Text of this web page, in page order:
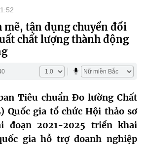
nghệ
tận dụng chuyển đổi
chất lượng thành động
Tiêu chuẩn Đo lường Chất
Quốc gia tổ chức Hội thảo sơ
đoạn 2021-2025 triển khai
gia hỗ trợ doanh nghiệp